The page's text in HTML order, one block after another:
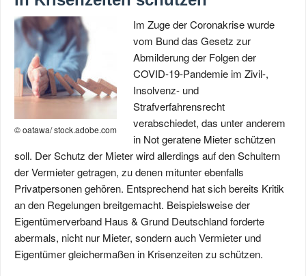
© oatawa/ stock.adobe.com
Im Zuge der Coronakrise wurde
vom Bund das Gesetz zur
Abmilderung der Folgen der
COVID-19-Pandemie im Zivil-,
Insolvenz- und
Strafverfahrensrecht
verabschiedet, das unter anderem
in Not geratene Mieter schützen
soll. Der Schutz der Mieter wird allerdings auf den Schultern
der Vermieter getragen, zu denen mitunter ebenfalls
Privatpersonen gehören. Entsprechend hat sich bereits Kritik
an den Regelungen breitgemacht. Beispielsweise der
Eigentümerverband Haus & Grund Deutschland forderte
abermals, nicht nur Mieter, sondern auch Vermieter und
Eigentümer gleichermaßen in Krisenzeiten zu schützen.